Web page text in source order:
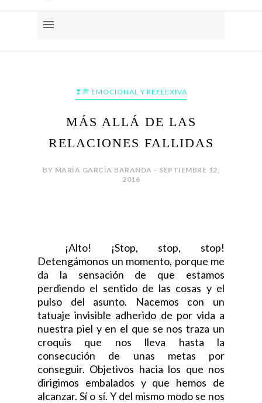
❣💭 EMOCIONAL Y REFLEXIVA
MÁS ALLÁ DE LAS
RELACIONES FALLIDAS
BY MARÍA GARCÍA BARANDA - SEPTIEMBRE 12,
2016
¡Alto! ¡Stop, stop, stop!
Detengámonos un momento, porque me
da la sensación de que estamos
perdiendo el sentido de las cosas y el
pulso del asunto. Nacemos con un
tatuaje invisible adherido de por vida a
nuestra piel y en el que se nos traza un
croquis que nos lleva hasta la
consecución de unas metas por
conseguir. Objetivos hacia los que nos
dirigimos embalados y que hemos de
alcanzar. Sí o sí. Y del mismo modo se nos